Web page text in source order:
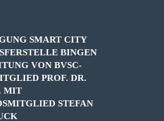
SMART CITY
BINGEN
VON BVSC-
PROF. DR.
MIT
STEFAN